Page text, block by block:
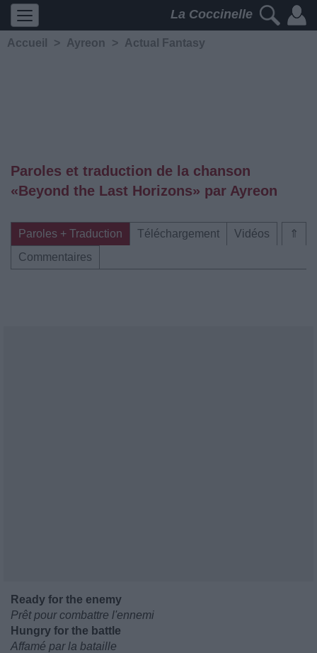
La Coccinelle
Accueil > Ayreon > Actual Fantasy
Paroles et traduction de la chanson
«Beyond the Last Horizons» par Ayreon
⇑
Paroles + Traduction Téléchargement
Vidéos
Commentaires
Ready for the enemy
Prêt pour combattre l'ennemi
Hungry for the battle
Affamé par la bataille